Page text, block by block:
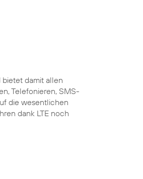
bietet damit allen
Telefonieren, SMS-
die wesentlichen
dank LTE noch